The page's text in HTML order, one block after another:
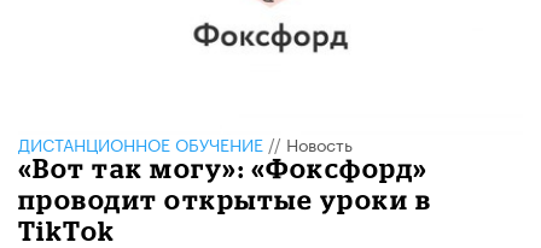
ДИСТАНЦИОННОЕ ОБУЧЕНИЕ // Новость
​«Вот так могу»: «Фоксфорд»
проводит открытые уроки в
TikTok